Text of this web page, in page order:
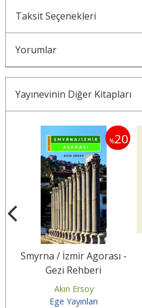
Taksit Seçenekleri
Yorumlar
Yayınevinin Diğer Kitapları
%20
Smyrna / İzmir Agorası -
Gezi Rehberi
Akın Ersoy
Ege Yayınları